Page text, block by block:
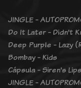
JINGLE -
Do It Later - Didn't
Deep Purple - Lazy
Bombay - Kids
Cápsula - Siren's Lips
JINGLE -